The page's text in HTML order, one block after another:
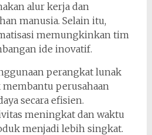
alur kerja dan
manusia. Selain itu,
memungkinkan tim
ide inovatif.
perangkat lunak
perusahaan
secara efisien.
meningkat dan waktu
menjadi lebih singkat.